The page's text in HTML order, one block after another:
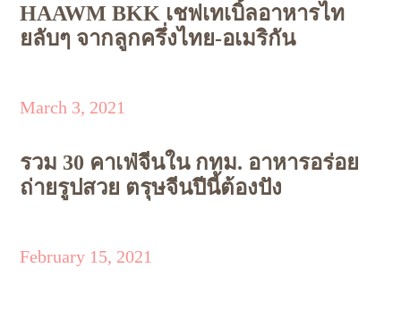
HAAWM BKK เชฟเทเบิ้ลอาหารไท
ยลับๆ จากลูกครึ่งไทย-อเมริกัน
March 3, 2021
รวม 30 คาเฟ่จีนใน กทม. อาหารอร่อย
ถ่ายรูปสวย ตรุษจีนปีนี้ต้องปัง
February 15, 2021